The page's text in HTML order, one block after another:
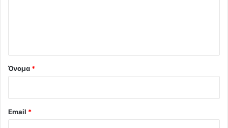
Όνομα *
Email *